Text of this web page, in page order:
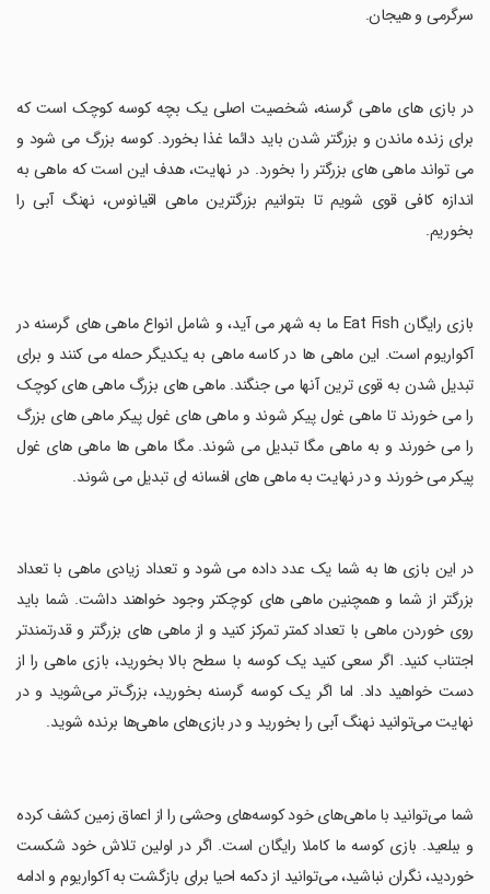
سرگرمی و هیجان.
‏در بازی های ماهی گرسنه، شخصیت اصلی یک بچه کوسه کوچک است که
برای زنده ماندن و بزرگتر شدن باید دائما غذا بخورد. کوسه بزرگ می شود و
می تواند ماهی های بزرگتر را بخورد. در نهایت، هدف این است که ماهی به
اندازه کافی قوی شویم تا بتوانیم بزرگترین ماهی اقیانوس، نهنگ آبی را
بخوریم.
‏بازی رایگان Eat Fish ما به شهر می آید، و شامل انواع ماهی های گرسنه در
آکواریوم است. این ماهی ها در کاسه ماهی به یکدیگر حمله می کنند و برای
تبدیل شدن به قوی ترین آنها می جنگند. ماهی های بزرگ ماهی های کوچک
را می خورند تا ماهی غول پیکر شوند و ماهی های غول پیکر ماهی های بزرگ
را می خورند و به ماهی مگا تبدیل می شوند. مگا ماهی ها ماهی های غول
پیکر می خورند و در نهایت به ماهی های افسانه ای تبدیل می شوند.
‏در این بازی ها به شما یک عدد داده می شود و تعداد زیادی ماهی با تعداد
بزرگتر از شما و همچنین ماهی های کوچکتر وجود خواهند داشت. شما باید
روی خوردن ماهی با تعداد کمتر تمرکز کنید و از ماهی های بزرگتر و قدرتمندتر
اجتناب کنید. اگر سعی کنید یک کوسه با سطح بالا بخورید، بازی ماهی را از
دست خواهید داد. اما اگر یک کوسه گرسنه بخورید، بزرگ‌تر می‌شوید و در
نهایت می‌توانید نهنگ آبی را بخورید و در بازی‌های ماهی‌ها برنده شوید.
‏شما می‌توانید با ماهی‌های خود کوسه‌های وحشی را از اعماق زمین کشف کرده
و ببلعید. بازی کوسه ما کاملا رایگان است. اگر در اولین تلاش خود شکست
خوردید، نگران نباشید، می‌توانید از دکمه احیا برای بازگشت به آکواریوم و ادامه